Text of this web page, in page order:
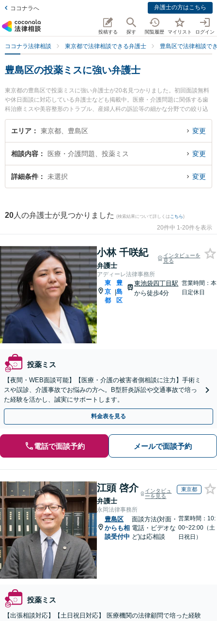
ココナラへ 弁護士の方はこちら
投稿する 探す 閲覧履歴 マイリスト ログイン
ココナラ法律相談 東京都で法律相談できる弁護士 豊島区で法律相談で
豊島区の投薬ミスに強い弁護士
東京都の豊島区で投薬ミスに強い弁護士が20名見つかりました。初回面談無料
や休日面談に対応している弁護士なども掲載中。医療・介護問題に関係する歯
科治療ミスや美容整形のトラブル、産婦人科の訴訟等の細かな分野での絞り込
み検索もでき便利です。特にアディーレ法律事務所の小林 千咲紀弁護士や増井
総合法律事務所の増井 邦繁弁護士、ウルク法律事務所の柳原 拓朗弁護士のプロ
スのトラブル解決の実績豊富な近くの弁護士を検索したい』『初回相談無料で
投薬ミスを法律相談できる豊島区内の弁護士に相談予約したい』などでお困り
の相談者さんにおすすめです。
エリア 東京都、豊島区 変更
相談内容 医療・介護問題、投薬ミス 変更
詳細条件 未選択 変更
20 人の弁護士が見つかりました (検索結果について詳しくは こちら)
20件中 1-20件を表示
小林 千咲紀
弁護士
インタビューを
見る
アディーレ法律事務所
東
京
都
|
豊
島
区
東池袋四丁目駅
から徒歩4分
営業時間：本
日定休日
投薬ミス
【夜間・WEB面談可能】【医療・介護の被害者側相談に注力】手術ミ
スや誤診、介護事故でお悩みの方へ。B型肝炎訴訟や交通事故で培っ
た経験を活かし、誠実にサポートします。
料金表を見る
電話で面談予約 メールで面談予約
江頭 啓介
弁護士
インタビュ
ーを見る
東京都
永岡法律事務所
豊島区
からも相
談受付中
面談方法(対面・
電話・ビデオな
ど)は応相談
営業時間：10:
00~22:00（土
日祝日）
投薬ミス
【出張相談対応】【土日祝日対応】 医療機関の法律顧問で培った経験